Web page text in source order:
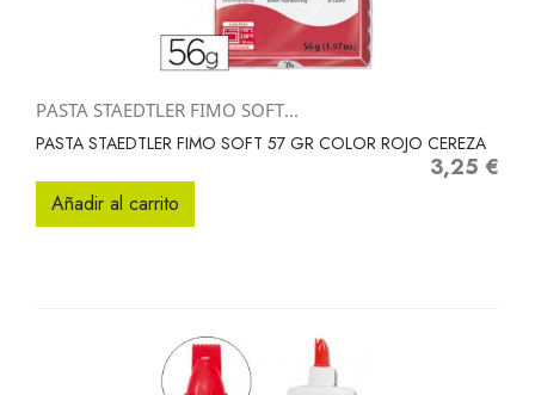
PASTA STAEDTLER FIMO SOFT...
PASTA STAEDTLER FIMO SOFT 57 GR COLOR ROJO CEREZA
Precio
3,25 €
Añadir al carrito